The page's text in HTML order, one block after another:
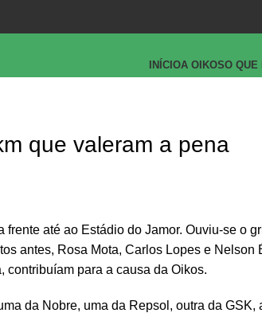
INÍCIOA OIKOSO QUE
que valeram a pena
até ao Estádio do Jamor. Ouviu-se o
antes, Rosa Mota, Carlos Lopes e
contribuíam para a causa da Oikos.
da Nobre, uma da Repsol, outra da